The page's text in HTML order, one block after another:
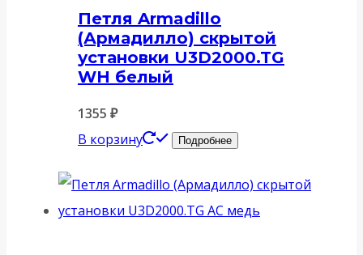
Петля Armadillo
(Армадилло) скрытой
установки U3D2000.TG
WH белый
1355 ₽
В корзину
Подробнее